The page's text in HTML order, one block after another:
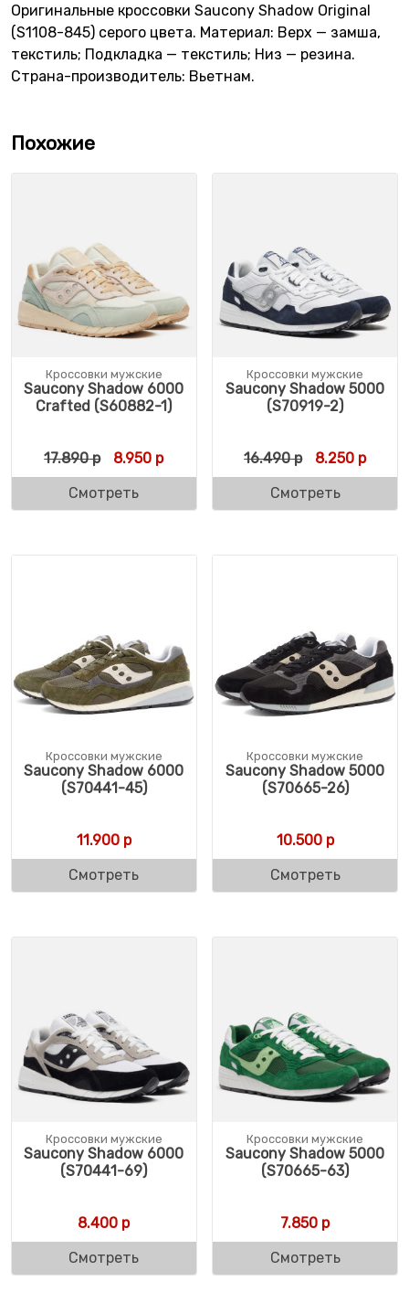
Оригинальные кроссовки Saucony Shadow Original
(S1108-845) серого цвета. Материал: Верх — замша,
текстиль; Подкладка — текстиль; Низ — резина.
Страна-производитель: Вьетнам.
Похожие
Кроссовки мужские
Saucony Shadow 6000
Crafted (S60882-1)
17.890р Первоначальная цена составляла 17.890
8.950 рТекущая цена: 8.950 р.
Смотреть
Кроссовки мужские
Saucony Shadow 5000
(S70919-2)
16.490р 8.250 р
Смотреть
Кроссовки мужские
Saucony Shadow 6000
(S70441-45)
11.900р
Смотреть
Кроссовки мужские
Saucony Shadow 5000
(S70665-26)
10.500р
Смотреть
Кроссовки мужские
Saucony Shadow 6000
(S70441-69)
8.400 р
Смотреть
Кроссовки мужские
Saucony Shadow 5000
(S70665-63)
7.850 р
Смотреть